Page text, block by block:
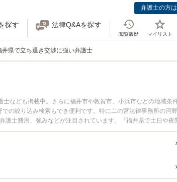
弁護士の方
探す 法律Q&Aを探す
閲覧履歴 マイリスト
井県で立ち退き交渉に強い弁護士
なども掲載中。さらに福井市や敦賀市、小浜市などの地域条
の絞り込み検索もでき便利です。特に二の宮法律事務所の河
士費用、強みなどが注目されています。『福井県で土日や夜
近くの弁護士を検索したい』『初回相談無料で立ち退き交渉